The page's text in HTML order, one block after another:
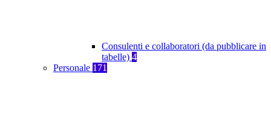
Consulenti e collaboratori (da pubblicare in
tabelle) 4
Personale 171